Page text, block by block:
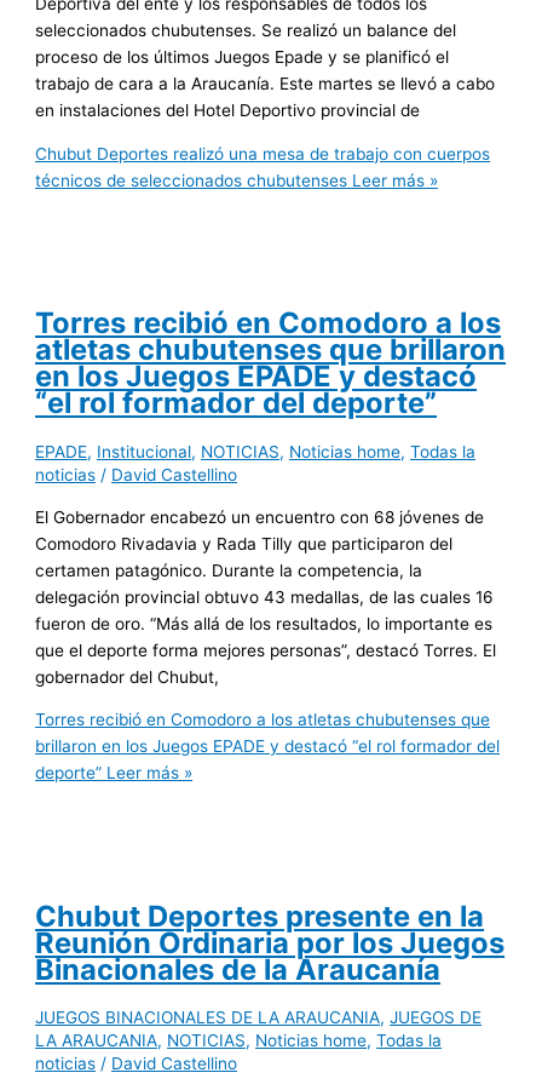
Deportiva del ente y los responsables de todos los
seleccionados chubutenses. Se realizó un balance del
proceso de los últimos Juegos Epade y se planificó el
trabajo de cara a la Araucanía. Este martes se llevó a cabo
en instalaciones del Hotel Deportivo provincial de
Chubut Deportes realizó una mesa de trabajo con cuerpos
técnicos de seleccionados chubutenses Leer más »
Torres recibió en Comodoro a los
atletas chubutenses que brillaron
en los Juegos EPADE y destacó
“el rol formador del deporte”
EPADE, Institucional, NOTICIAS, Noticias home,Todas la
noticias / David Castellino
El Gobernador encabezó un encuentro con 68 jóvenes de
Comodoro Rivadavia y Rada Tilly que participaron del
certamen patagónico. Durante la competencia, la
delegación provincial obtuvo 43 medallas, de las cuales 16
fueron de oro. “Más allá de los resultados, lo importante es
que el deporte forma mejores personas”, destacó Torres. El
gobernador del Chubut,
Torres recibió en Comodoro a los atletas chubutenses que
brillaron en los Juegos EPADE y destacó “el rol formador del
deporte” Leer más »
Chubut Deportes presente en la
Reunión Ordinaria por los Juegos
Binacionales de la Araucanía
JUEGOS BINACIONALES DE LA ARAUCANIA,JUEGOS DE
LA ARAUCANIA, NOTICIAS, Noticias home,Todas la
noticias / David Castellino